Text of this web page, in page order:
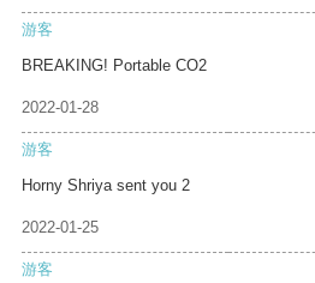
游客
BREAKING! Portable CO2
2022-01-28
游客
Horny Shriya sent you 2
2022-01-25
游客